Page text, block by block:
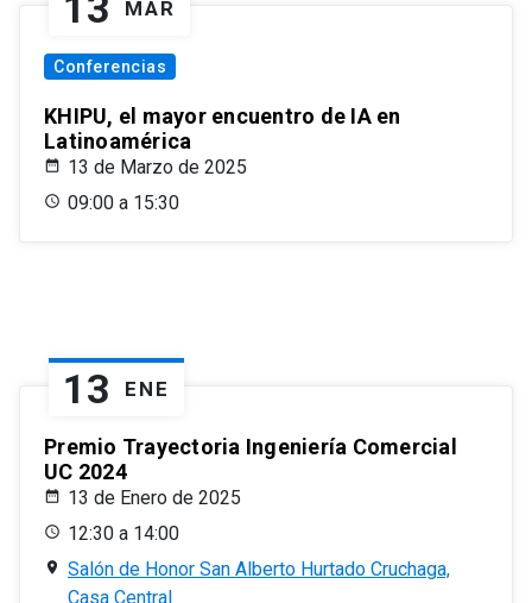
MAR
Conferencias
KHIPU, el mayor encuentro de IA en
Latinoamérica
13 de Marzo de 2025
09:00 a 15:30
13 ENE
Premio Trayectoria Ingeniería Comercial
UC 2024
13 de Enero de 2025
12:30 a 14:00
Salón de Honor San Alberto Hurtado Cruchaga,
Casa Central